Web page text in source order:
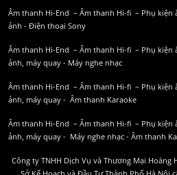
Âm thanh Hi-End – Âm thanh Hi-fi – Phụ kiện
ảnh - Điện thoại Sony
Âm thanh Hi-End – Âm thanh Hi-fi – Phụ kiện
ảnh, máy quay - Máy nghe nhạc
Âm thanh Hi-End – Âm thanh Hi-fi – Phụ kiện
ảnh, máy quay - Âm thanh Karaoke
Âm thanh Hi-End – Âm thanh Hi-fi – Phụ kiện
ảnh, máy quay - Máy nghe nhạc - Âm thanh
Công ty TNHH Dịch Vụ và Thương Mại Hoàng